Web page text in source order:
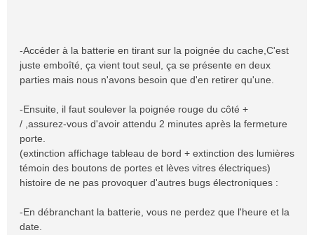
-Accéder à la batterie en tirant sur la poignée du cache,C'est
juste emboîté, ça vient tout seul, ça se présente en deux
parties mais nous n'avons besoin que d'en retirer qu'une.
-Ensuite, il faut soulever la poignée rouge du côté +
/ ,assurez-vous d'avoir attendu 2 minutes après la fermeture
porte.
(extinction affichage tableau de bord + extinction des lumières
témoin des boutons de portes et lèves vitres électriques)
histoire de ne pas provoquer d'autres bugs électroniques :
-En débranchant la batterie, vous ne perdez que l'heure et la
date.